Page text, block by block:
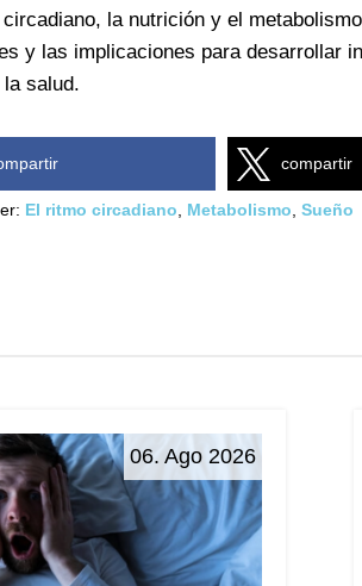
la nutrición y el
y las implicaciones para desarrollar
la salud.
compartir
El ritmo circadiano Metabolismo Sueño
06. Ago 2026